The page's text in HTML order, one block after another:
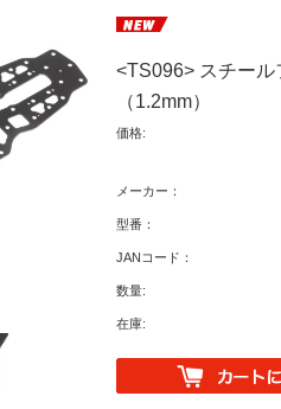
<TS096> スチー
（1.2mm）
価格:
メーカー：
型番：
JANコード：
数量:
在庫: